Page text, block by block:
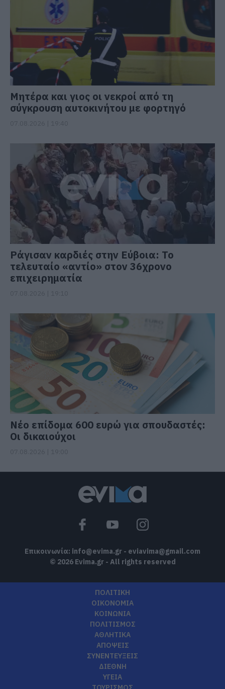
Μητέρα και γιος οι νεκροί από τη
σύγκρουση αυτοκινήτου με φορτηγό
Ράγισαν καρδιές στην Εύβοια: Το
τελευταίο «αντίο» στον 36χρονο
επιχειρηματία
Νέο επίδομα 600 ευρώ για σπουδαστές:
Οι δικαιούχοι
Επικοινωνία: info@evima.gr - eviavima@gmail.com
© 2026 Evima.gr - All rights reserved
ΠΟΛΙΤΙΚΗ
ΟΙΚΟΝΟΜΙΑ
ΚΟΙΝΩΝΙΑ
ΠΟΛΙΤΙΣΜΟΣ
ΑΘΛΗΤΙΚΑ
ΑΠΟΨΕΙΣ
ΣΥΝΕΝΤΕΥΞΕΙΣ
ΔΙΕΘΝΗ
ΥΓΕΙΑ